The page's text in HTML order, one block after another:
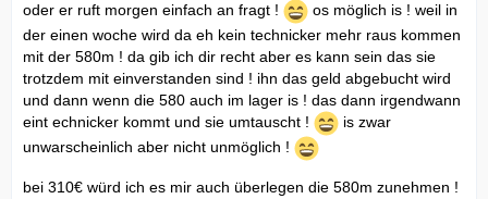
oder er ruft morgen einfach an fragt !
os möglich is ! weil in
der einen woche wird da eh kein technicker mehr raus kommen
mit der 580m ! da gib ich dir recht aber es kann sein das sie
trotzdem mit einverstanden sind ! ihn das geld abgebucht wird
und dann wenn die 580 auch im lager is ! das dann irgendwann
eint echnicker kommt und sie umtauscht !
is zwar
unwarscheinlich aber nicht unmöglich !
bei 310€ würd ich es mir auch überlegen die 580m zunehmen !